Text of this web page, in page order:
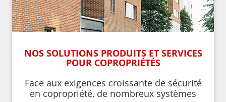
NOS SOLUTIONS PRODUITS ET SERVICES
POUR COPROPRIÉTÉS
Face aux exigences croissante de sécurité
en copropriété, de nombreux systèmes